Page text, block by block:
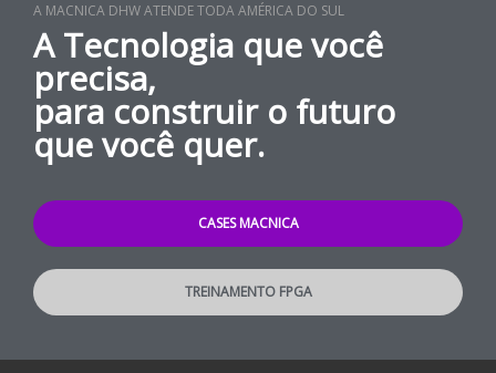
A MACNICA DHW ATENDE TODA AMÉRICA DO SUL
A Tecnologia que você
precisa,
para construir o futuro
que você quer.
CASES MACNICA
TREINAMENTO FPGA